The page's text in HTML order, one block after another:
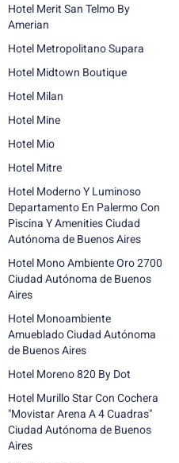
Hotel Merit San Telmo By
Amerian
Hotel Metropolitano Supara
Hotel Midtown Boutique
Hotel Milan
Hotel Mine
Hotel Mio
Hotel Mitre
Hotel Moderno Y Luminoso
Departamento En Palermo Con
Piscina Y Amenities Ciudad
Autónoma de Buenos Aires
Hotel Mono Ambiente Oro 2700
Ciudad Autónoma de Buenos
Aires
Hotel Monoambiente
Amueblado Ciudad Autónoma
de Buenos Aires
Hotel Moreno 820 By Dot
Hotel Murillo Star Con Cochera
"Movistar Arena A 4 Cuadras"
Ciudad Autónoma de Buenos
Aires